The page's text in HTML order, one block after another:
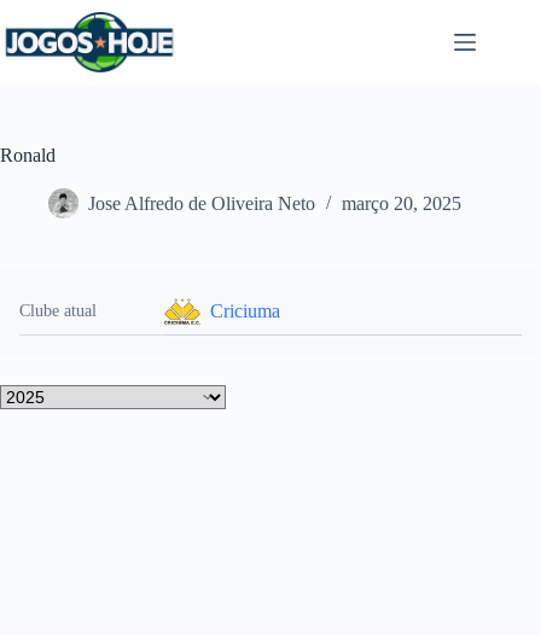
para
o
Ronald
Jose Alfredo de Oliveira Neto março 20, 2025
Clube atual Criciuma